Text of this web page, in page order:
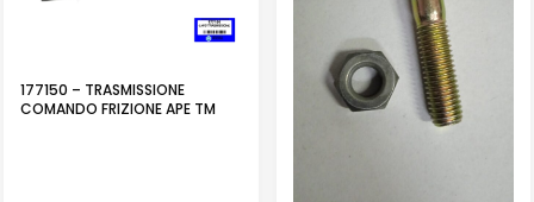
177150 – TRASMISSIONE
COMANDO FRIZIONE APE TM